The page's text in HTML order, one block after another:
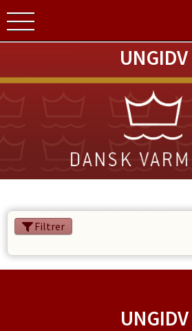
UNGIDV
Filtrer
UNGIDV